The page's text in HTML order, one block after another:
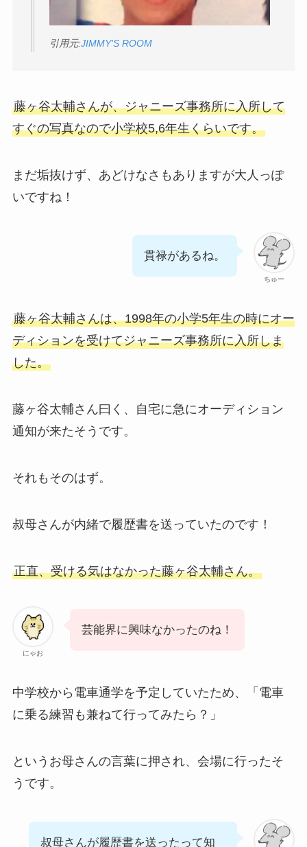
引用元:JIMMY'S ROOM
藤ヶ谷太輔さんが、ジャニーズ事務所に入所して
すぐの写真なので小学校5,6年生くらいです。
まだ垢抜けず、あどけなさもありますが大人っぽ
いですね！
ちゅー
貫禄があるね。
藤ヶ谷太輔さんは、1998年の小学5年生の時にオー
ディションを受けてジャニーズ事務所に入所しま
した。
藤ヶ谷太輔さん曰く、自宅に急にオーディション
通知が来たそうです。
それもそのはず。
叔母さんが内緒で履歴書を送っていたのです！
正直、受ける気はなかった藤ヶ谷太輔さん。
にゃお
芸能界に興味なかったのね！
中学校から電車通学を予定していたため、「電車
に乗る練習も兼ねて行ってみたら？」
というお母さんの言葉に押され、会場に行ったそ
うです。
叔母さんが履歴書を送ったって知